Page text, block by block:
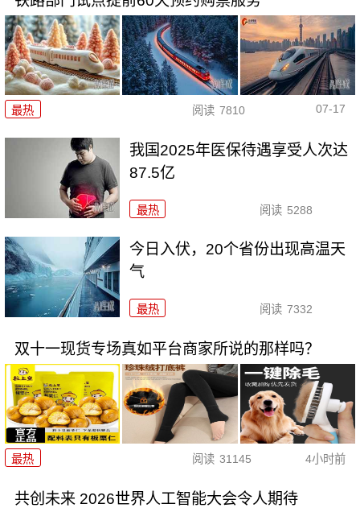
最热 阅读 7810 07-17
我国2025年医保待遇享受人次达
87.5亿
最热 阅读 5288
今日入伏，20个省份出现高温天
气
最热 阅读 7332
双十一现货专场真如平台商家所说的那样吗？
最热 阅读 31145 4小时前
共创未来 2026世界人工智能大会令人期待